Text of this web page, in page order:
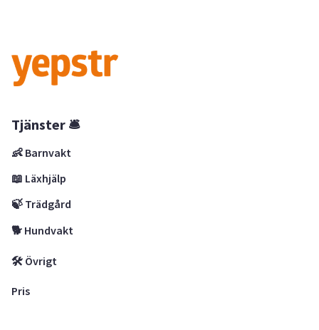
Tjänster 🛎
👶 Barnvakt
📖 Läxhjälp
🍃 Trädgård
🐕 Hundvakt
🛠 Övrigt
Pris